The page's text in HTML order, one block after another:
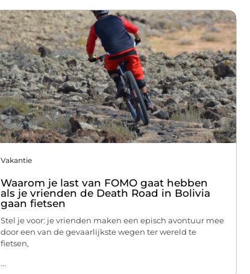
Vakantie
Waarom je last van FOMO gaat hebben
als je vrienden de Death Road in Bolivia
gaan fietsen
Stel je voor: je vrienden maken een episch avontuur mee
door een van de gevaarlijkste wegen ter wereld te
fietsen,
...